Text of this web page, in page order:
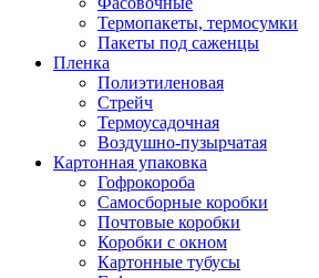
Термопакеты, термосумки
Пакеты под саженцы
Пленка
Полиэтиленовая
Стрейч
Термоусадочная
Воздушно-пузырчатая
Картонная упаковка
Гофрокороба
Самосборные коробки
Почтовые коробки
Коробки с окном
Картонные тубусы